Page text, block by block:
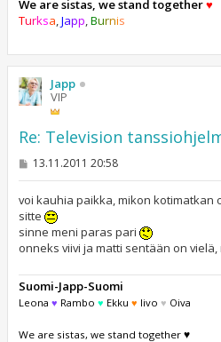
We are sistas, we stand together♥
Turksa,Japp,Burnis
Japp
VIP
Re: Television
V
s
t
i
13.11.2011 20:58
voi kauhia paikka, mikon kotimatkan
sitte
sinne meni paras pari
onneks viivi ja matti sentään on
Suomi-Japp-Suomi
Leona ♥ Rambo ♥ Ekku ♥ Iivo ♥ Oiva
We are sistas, we stand together ♥